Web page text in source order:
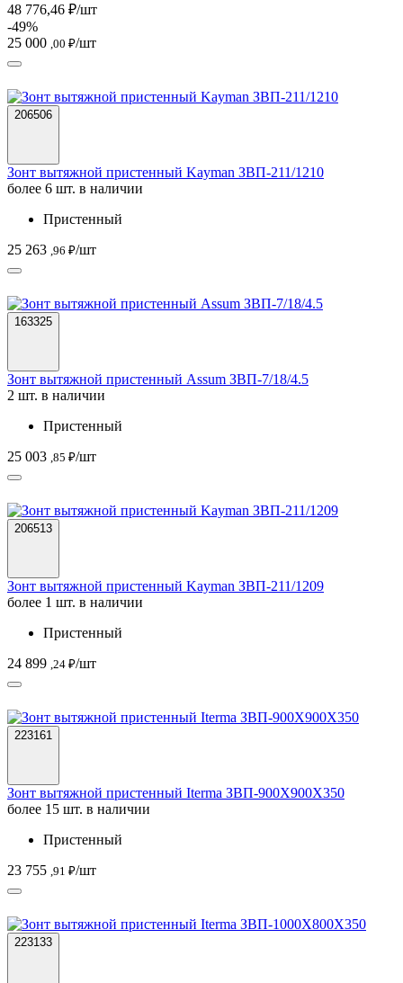
48 776,46 ₽/шт
-49%
25 000 ,00 ₽/шт
206506
Зонт вытяжной пристенный Kayman ЗВП-211/1210
более 6 шт. в наличии
Пристенный
25 263 ,96 ₽/шт
163325
Зонт вытяжной пристенный Assum ЗВП-7/18/4.5
2 шт. в наличии
Пристенный
25 003 ,85 ₽/шт
206513
Зонт вытяжной пристенный Kayman ЗВП-211/1209
более 1 шт. в наличии
Пристенный
24 899 ,24 ₽/шт
223161
Зонт вытяжной пристенный Iterma ЗВП-900Х900Х350
более 15 шт. в наличии
Пристенный
23 755 ,91 ₽/шт
223133